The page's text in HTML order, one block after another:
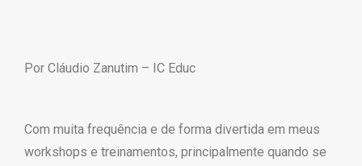
Por Cláudio Zanutim – IC Educ
Com muita frequência e de forma divertida em meus
workshops e treinamentos, principalmente quando se